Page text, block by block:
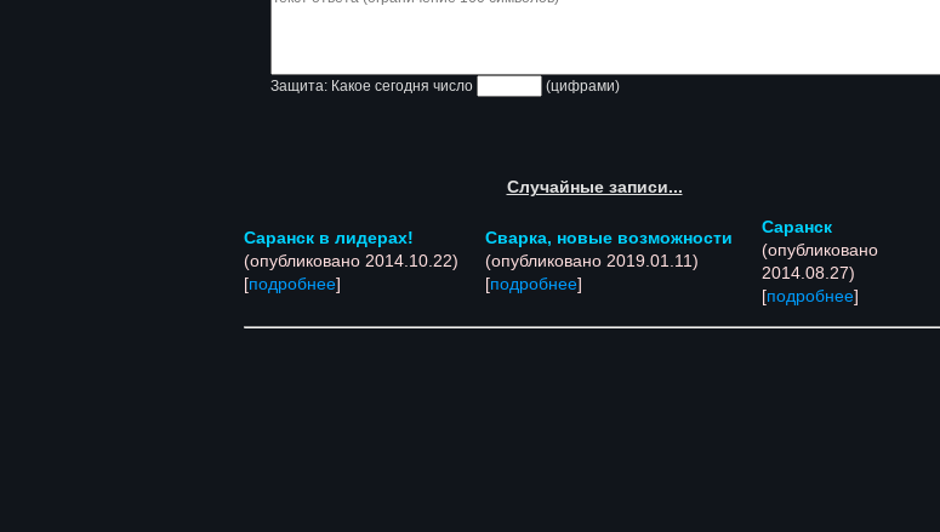
Защита: Какое сегодня число (цифрами)
Случайные записи...
Саранск в лидерах!
(опубликовано 2014.10.22)
[подробнее]
Сварка, новые возможности
(опубликовано 2019.01.11)
[подробнее]
Саранск
(опубликовано
2014.08.27)
[подробнее]